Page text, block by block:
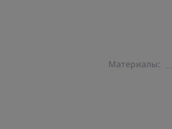
Материалы: